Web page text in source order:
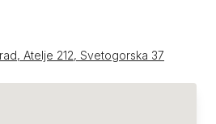
Atelje 212, Svetogorska 37